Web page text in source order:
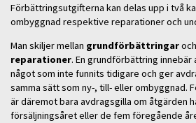
Förbättringsutgifterna kan delas upp i två
ombyggnad respektive reparationer och
Man skiljer mellan grundförbättringaroch
reparationer. En grundförbättring
något som inte funnits tidigare och ger
samma sätt som ny-, till- eller ombyggnad.
är däremot bara avdragsgilla om åtgärden
försäljningsåret eller de fem föregående